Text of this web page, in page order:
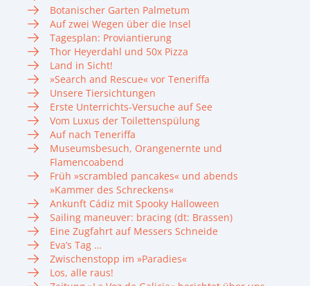
Botanischer Garten Palmetum
Auf zwei Wegen über die Insel
Tagesplan: Proviantierung
Thor Heyerdahl und 50x Pizza
Land in Sicht!
»Search and Rescue« vor Teneriffa
Unsere Tiersichtungen
Erste Unterrichts-Versuche auf See
Vom Luxus der Toilettenspülung
Auf nach Teneriffa
Museumsbesuch, Orangenernte und
Flamencoabend
Früh »scrambled pancakes« und abends
»Kammer des Schreckens«
Ankunft Cádiz mit Spooky Halloween
Sailing maneuver: bracing (dt: Brassen)
Eine Zugfahrt auf Messers Schneide
Eva’s Tag …
Zwischenstopp im »Paradies«
Los, alle raus!